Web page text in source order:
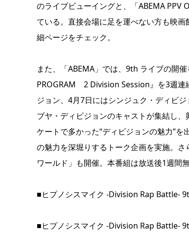
のライブビューイングと、「ABEMA PPV
ている。直接会場に足を運べない方も映
細ページをチェック。
また、「ABEMA」では、9th ライブの開
PROGRAM 2 Division Session』を3週連
ジョン、4月7日にはシンジュク・ディビ
ブヤ・ディビジョンのキャストが集結し
ケートで多かった“ディビジョンの魅力”
の魅力を深堀りするトーク企画を実施。
ワールド」も開催。本番組は放送後1週間
■ヒプノシスマイク -Division Rap Battle-
■ヒプノシスマイク -Division Rap Battle-